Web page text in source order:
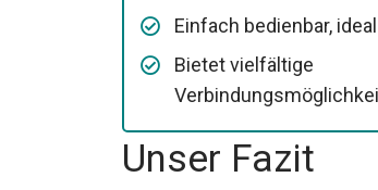
Einfach bedienbar,
Bietet vielfältige
Unser Fazit